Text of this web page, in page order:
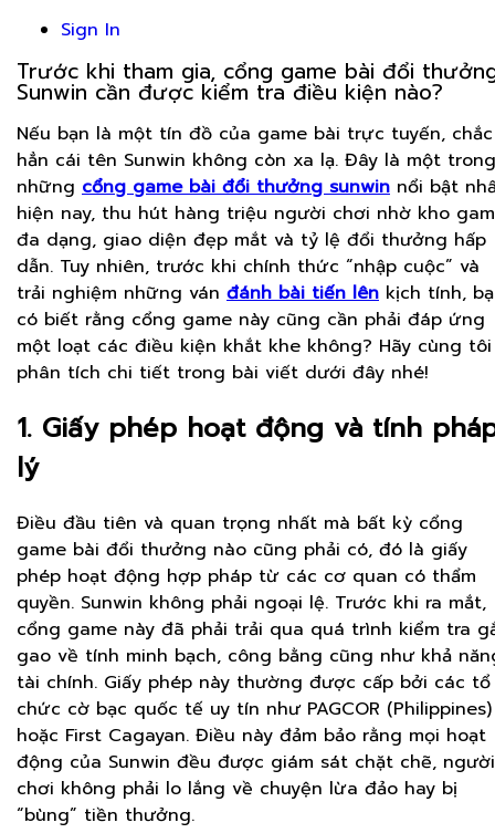
Sign In
Trước khi tham gia, cổng game bài đổi
Sunwin cần được kiểm tra điều kiện nào?
Nếu bạn là một tín đồ của game bài trực tuyến, chắc
hẳn cái tên Sunwin không còn xa lạ. Đây là một trong
những cổng game bài đổi thưởng sunwin nổi bật
hiện nay, thu hút hàng triệu người chơi nhờ kho
đa dạng, giao diện đẹp mắt và tỷ lệ đổi thưởng hấp
dẫn. Tuy nhiên, trước khi chính thức “nhập cuộc” và
trải nghiệm những ván đánh bài tiến lên kịch tính,
có biết rằng cổng game này cũng cần phải đáp ứng
một loạt các điều kiện khắt khe không? Hãy cùng tôi
phân tích chi tiết trong bài viết dưới đây nhé!
1. Giấy phép hoạt động và tính
lý
Điều đầu tiên và quan trọng nhất mà bất kỳ cổng
game bài đổi thưởng nào cũng phải có, đó là giấy
phép hoạt động hợp pháp từ các cơ quan có thẩm
quyền. Sunwin không phải ngoại lệ. Trước khi ra mắt,
cổng game này đã phải trải qua quá trình kiểm tra
gao về tính minh bạch, công bằng cũng như khả
tài chính. Giấy phép này thường được cấp bởi các tổ
chức cờ bạc quốc tế uy tín như PAGCOR (Philippines)
hoặc First Cagayan. Điều này đảm bảo rằng mọi hoạt
động của Sunwin đều được giám sát chặt chẽ, người
chơi không phải lo lắng về chuyện lừa đảo hay bị
“bùng” tiền thưởng.